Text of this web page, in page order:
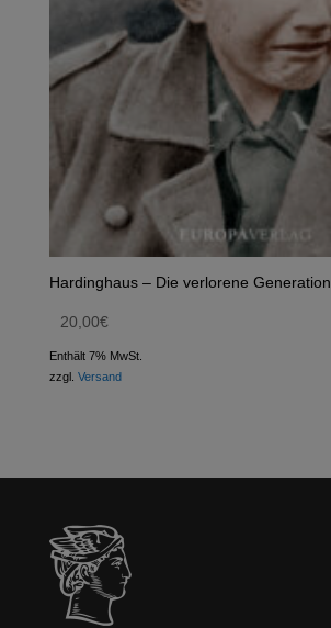
Hardinghaus – Die verlorene Generation
20,00€
Enthält 7% MwSt.
zzgl. Versand